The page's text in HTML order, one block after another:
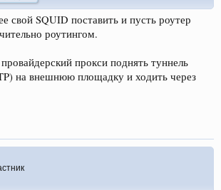
свой SQUID поставить и пусть роутер
роутингом.
прокси поднять туннель
на внешнюю площадку и ходить через